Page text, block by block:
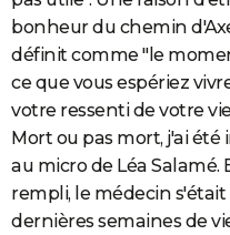
bonheur du chemin
définit comme "le
ce que vous espériez
votre ressenti de votre
Mort ou pas mort, j'ai
au micro de Léa
rempli, le médecin
dernières semaines de